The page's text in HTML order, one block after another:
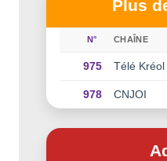
Plus
N° CHAÎNE
975 Télé Kréol
978 CNJOI